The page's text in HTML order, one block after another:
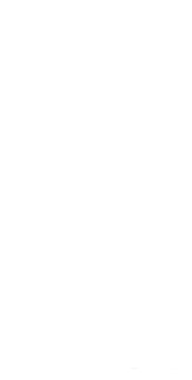
Alle ansehen